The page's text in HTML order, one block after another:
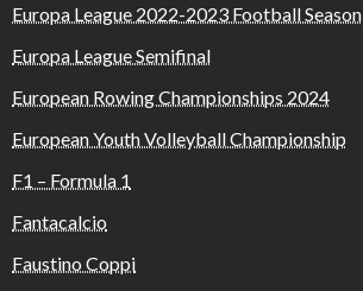
Europa League 2022-2023 Football Season
Europa League Semifinal
European Rowing Championships 2024
European Youth Volleyball Championship
F1 – Formula 1
Fantacalcio
Faustino Coppi